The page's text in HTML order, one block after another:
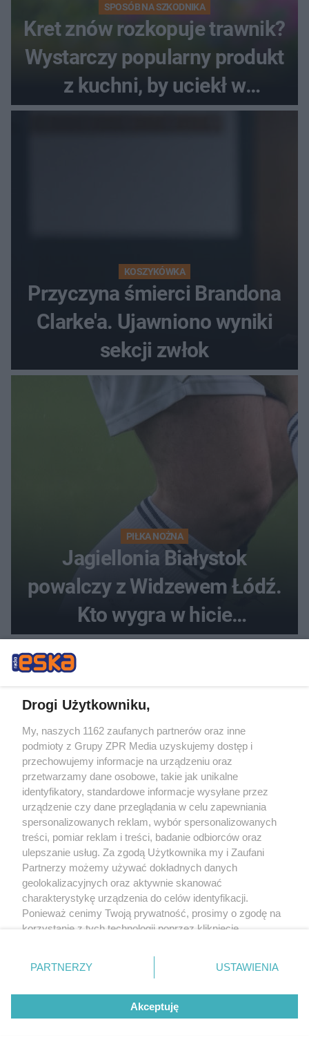
SPOSÓB NA SZKODNIKA
Kret znów rozkopuje trawnik?
Wystarczy popularny produkt
z kuchni, by uciekł w
popłochu
KOSZYKÓWKA
Przyczyna śmierci Brandona
Clarke'a. Ujawniono wyniki
sekcji zwłok
PIŁKA NOŻNA
Jagiellonia Białystok
powalczy z Widzewem Łódź.
Kto wygra w hicie
Ekstraklasy?
POLSKI SIATKARZ
Jakub Kochanowski ujawnia z kim
spotyka się Tomasz Fornal. Te słowa
to absolutny hit
PIŁKA NOŻNA
Przyszłość Lionela Messiego w
Drogi Użytkowniku,
My, naszych 1162 zaufanych partnerów oraz inne
podmioty z Grupy ZPR Media uzyskujemy dostęp i
przechowujemy informacje na urządzeniu oraz
przetwarzamy dane osobowe, takie jak unikalne
identyfikatory, standardowe informacje wysyłane przez
urządzenie czy dane przeglądania w celu zapewniania
spersonalizowanych reklam, wybór spersonalizowanych
treści, pomiar reklam i treści, badanie odbiorców oraz
ulepszanie usług. Za zgodą Użytkownika my i Zaufani
Partnerzy możemy używać dokładnych danych
geolokalizacyjnych oraz aktywnie skanować
charakterystykę urządzenia do celów identyfikacji.
Ponieważ cenimy Twoją prywatność, prosimy o zgodę na
korzystanie z tych technologii poprzez kliknięcie
zmienić/wycofać klikając przycisk ustawień prywatności
znajdujący się w lewym dolnym rogu strony
rodzaje przetwarzania danych nie wymagają zgody
użytkownika, ale masz prawo sprzeciwić się takiemu
przetwarzaniu. Preferencje będą miały zastosowanie tylko
PARTNERZY USTAWIENIA
Akceptuję